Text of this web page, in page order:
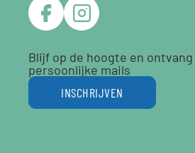
Blijf op de hoogte en ontvang
persoonlijke mails
INSCHRIJVEN